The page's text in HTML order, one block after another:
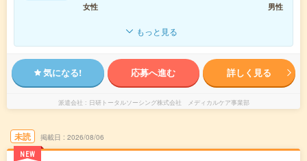
女性
男性
もっと見る
気になる! 応募へ進む 詳しく見る
派遣会社 日研トータルソーシング株式会社 メディカルケア事業部
未読
NEW
掲載日 2026/08/06